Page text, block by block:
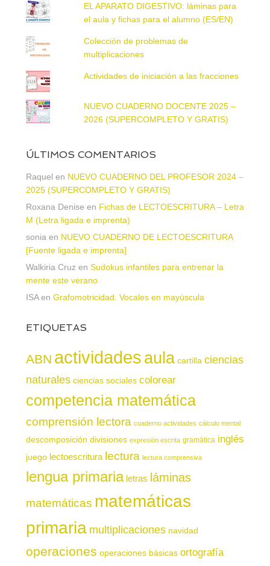
EL APARATO DIGESTIVO: láminas para
el aula y fichas para el alumno (ES/EN)
Colección de problemas de
multiplicaciones
Actividades de iniciación a las fracciones
NUEVO CUADERNO DOCENTE 2025 –
2026 (SUPERCOMPLETO Y GRATIS)
ÚLTIMOS COMENTARIOS
Raquel en NUEVO CUADERNO DEL PROFESOR 2024 –
2025 (SUPERCOMPLETO Y GRATIS)
Roxana Denise en Fichas de LECTOESCRITURA – Letra
M (Letra ligada e imprenta)
sonia en NUEVO CUADERNO DE LECTOESCRITURA
[Fuente ligada e imprenta]
Walkiria Cruz en Sudokus infantiles para entrenar la
mente este verano
ISAen Grafomotricidad. Vocales en mayúscula
ETIQUETAS
ABN actividadesaula cartilla ciencias
naturales ciencias sociales colorear
competencia matemática
comprensión lectora cuaderno actividades cálculo mental
descomposición divisiones expresión escrita gramática inglés
juego lectoescritura lectura lectura comprensiva
lengua primaria letras láminas
matemáticas matemáticas
primaria multiplicaciones navidad
operaciones operaciones básicas ortografía